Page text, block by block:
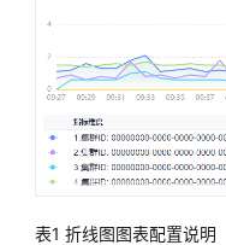
最
实
践
API
参
表1 折线图图表配置说明